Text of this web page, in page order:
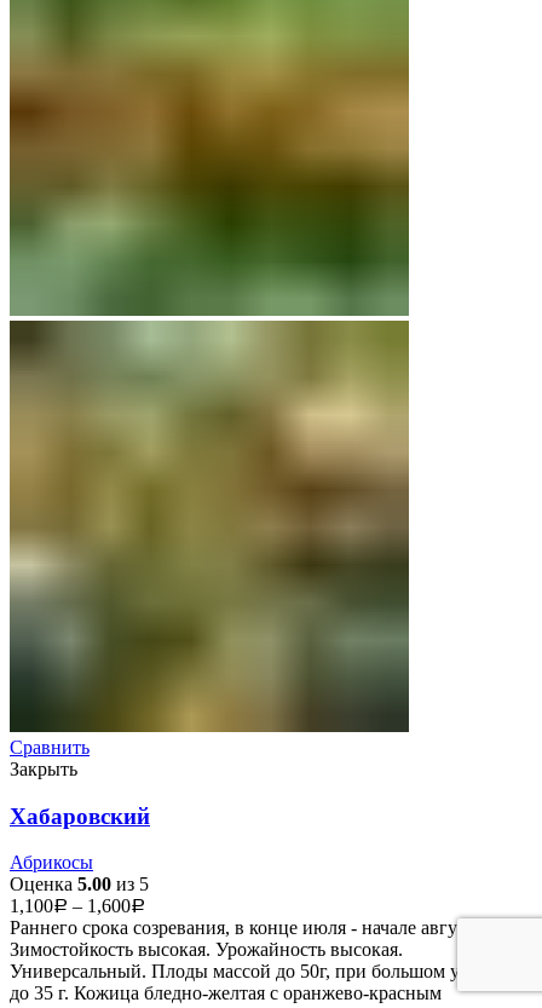
Сравнить
Закрыть
Хабаровский
Абрикосы
Оценка 5.00 из 5
1,100Р – 1,600Р
Раннего срока созревания, в конце июля - начале августа.
Зимостойкость высокая. Урожайность высокая.
Универсальный. Плоды массой до 50г, при большом урожае
до 35 г. Кожица бледно-желтая с оранжево-красным